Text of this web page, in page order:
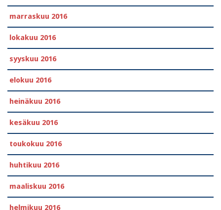
marraskuu 2016
lokakuu 2016
syyskuu 2016
elokuu 2016
heinäkuu 2016
kesäkuu 2016
toukokuu 2016
huhtikuu 2016
maaliskuu 2016
helmikuu 2016